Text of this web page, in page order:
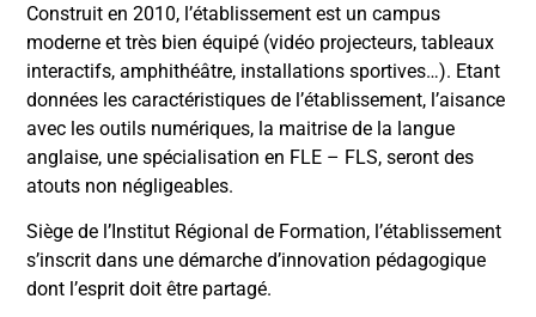
Construit en 2010, l’établissement est un campus
moderne et très bien équipé (vidéo projecteurs, tableaux
interactifs, amphithéâtre, installations sportives…). Etant
données les caractéristiques de l’établissement, l’aisance
avec les outils numériques, la maitrise de la langue
anglaise, une spécialisation en FLE – FLS, seront des
atouts non négligeables.
Siège de l’Institut Régional de Formation, l’établissement
s’inscrit dans une démarche d’innovation pédagogique
dont l’esprit doit être partagé.